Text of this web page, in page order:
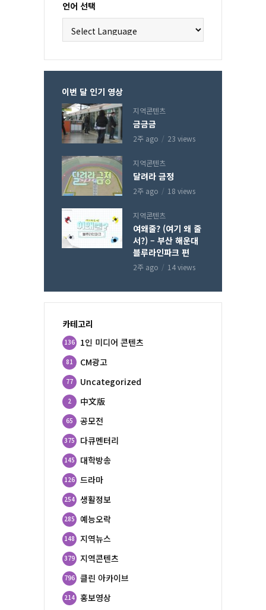
언어 선택
이번 달 인기 영상
지역콘텐츠
금금금
2주 ago 23 views
지역콘텐츠
달려라 금정
2주 ago 18 views
지역콘텐츠
여왜줄? (여기 왜 줄
서?) – 부산 해운대
블루라인파크 편
2주 ago 14 views
카테고리
1인 미디어 콘텐츠
136
CM광고
81
Uncategorized
77
中文版
2
공모전
65
다큐멘터리
375
대학방송
145
드라마
126
생활정보
254
예능오락
285
지역뉴스
148
지역콘텐츠
379
클린 아카이브
796
홍보영상
214